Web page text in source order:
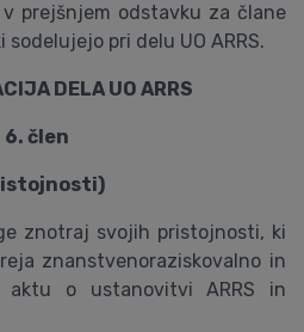
prejšnjem odstavku za člane
sodelujejo pri delu UO ARRS.
DELA UO ARRS
6. člen
znotraj svojih pristojnosti, ki
znanstvenoraziskovalno in
aktu o ustanovitvi ARRS in